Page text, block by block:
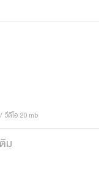
ดีโอ 20 mb